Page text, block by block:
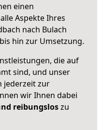
einen
Aspekte Ihres
nach Bulach
hin zur Umsetzung.
die auf
sind, und unser
jederzeit zur
wir Ihnen dabei
reibungsloszu